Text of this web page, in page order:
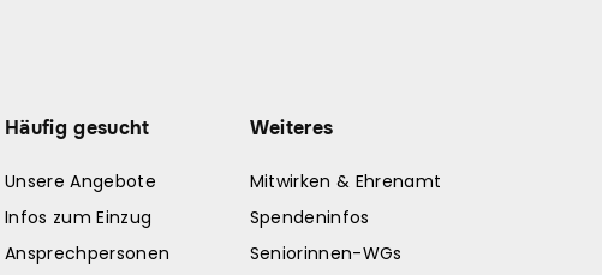
Häufig gesucht
Unsere Angebote
Infos zum Einzug
Ansprechpersonen
Weiteres
Mitwirken & Ehrenamt
Spendeninfos
Seniorinnen-WGs